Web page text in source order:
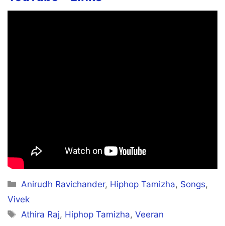
Sandakkaran…
Sandakkaran…
Karuppusami Petha Peran…
Wondarkkaran…
Categories
Anirudh Ravichander, Hiphop Tamizha, Songs,
Vivek
Tags
Athira Raj, Hiphop Tamizha,Veeran